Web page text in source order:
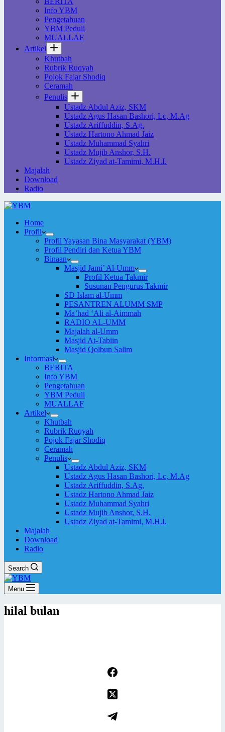
Info YBM
Pengetahuan
YBM Peduli
MUALLAF
Artikel
Khutbah
Rubrik Ruqyah
Pojok Fajar Shodiq
Ceramah
Penulis
Ustadz Abdul Aziz, SKM
Ustadz Agus Hasan Bashori, Lc, M.Ag
Ustadz Ariffuddin, S.Ag.
Ustadz Hartono Ahmad Jaiz
Ustadz Muhammad Syahri
Ustadz Mujib Anshor, S.H.
Ustadz Ziyad at-Tamimi, M.H.I.
Majalah
Download
Radio
Home
Profil
Profil Yayasan Bina Masyarakat (YBM)
Profil Pendiri dan Ketua YBM
Binaan
Masjid Jami’ Al-Umm
Profil Ketua Takmir
Susunan Pengurus Takmir
SD Islam al-Umm
PESANTREN ALUMM SMP
Ma’had ‘Ali al-Aimmah
RADIO AL-UMM
Majalah al-Umm
Masjid At-Tabiin
Masjid Qolbun Salim
Informasi
BERITA
Info YBM
Pengetahuan
YBM Peduli
MUALLAF
Artikel
Khutbah
Rubrik Ruqyah
Pojok Fajar Shodiq
Ceramah
Penulis
Ustadz Abdul Aziz, SKM
Ustadz Agus Hasan Bashori, Lc, M.Ag
Ustadz Ariffuddin, S.Ag.
Ustadz Hartono Ahmad Jaiz
Ustadz Muhammad Syahri
Ustadz Mujib Anshor, S.H.
Ustadz Ziyad at-Tamimi, M.H.I.
Majalah
Download
Radio
Search
Menu
hilal bulan